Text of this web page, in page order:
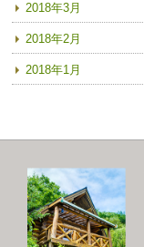
2018年3月
2018年2月
2018年1月